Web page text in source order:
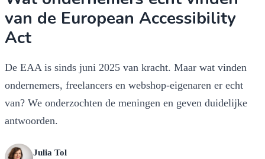
van de European Accessibility
Act
De EAA is sinds juni 2025 van kracht. Maar wat vinden
ondernemers, freelancers en webshop-eigenaren er echt
van? We onderzochten de meningen en geven duidelijke
antwoorden.
Julia Tol